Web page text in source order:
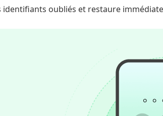
identifiants oubliés et restaure